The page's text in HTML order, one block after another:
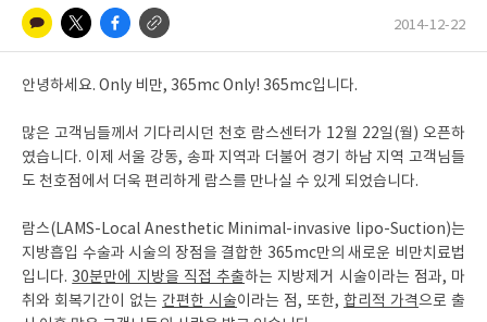
2014-12-22
안녕하세요. Only 비만, 365mc Only! 365mc입니다.
많은 고객님들께서 기다리시던 천호 람스센터가 12월 22일(월) 오픈하
였습니다. 이제 서울 강동, 송파 지역과 더불어 경기 하남 지역 고객님들
도 천호점에서 더욱 편리하게 람스를 만나실 수 있게 되었습니다.
람스(LAMS-Local Anesthetic Minimal-invasive lipo-Suction)는
지방흡입 수술과 시술의 장점을 결합한 365mc만의 새로운 비만치료법
입니다. 30분만에 지방을 직접 추출하는 지방제거 시술이라는 점과, 마
취와 회복기간이 없는 간편한 시술이라는 점, 또한, 합리적 가격으로 출